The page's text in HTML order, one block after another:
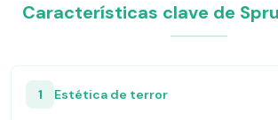
Características clave de
1 Estética de terror